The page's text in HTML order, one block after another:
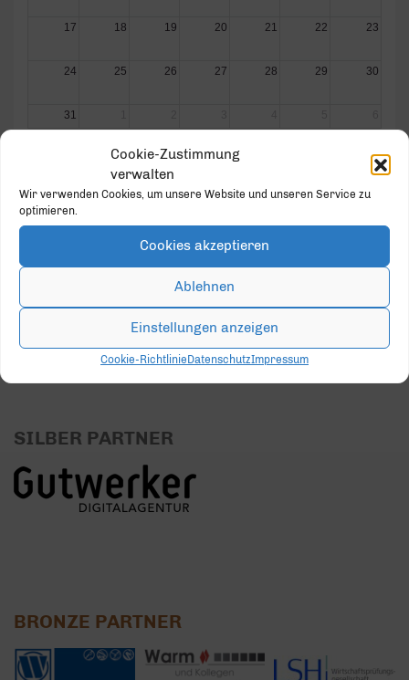
Cookie-Zustimmung
verwalten
Wir verwenden Cookies, um unsere Website und unseren Service zu
optimieren.
Cookies akzeptieren
Ablehnen
Einstellungen anzeigen
Cookie-RichtlinieDatenschutzImpressum
17 18 19 20 21 22 23
24 25 26 27 28 29 30
31
GOLD PARTNER
SILBER PARTNER
BRONZE PARTNER